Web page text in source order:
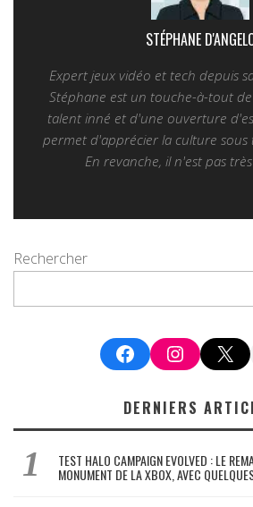
STÉPHANE
Expert jeux vidéo et tech depuis
Stéphane est un touche-à-tout
talent inné et d'une ouverture
permet d'apprécier la culture sous
En revanche, il n'est pas très
Rechercher
FacebookInstagram
X
DERNIERS
TEST HALO CAMPAIGN EVOLVED : LE
MONUMENT DE LA XBOX, AVEC